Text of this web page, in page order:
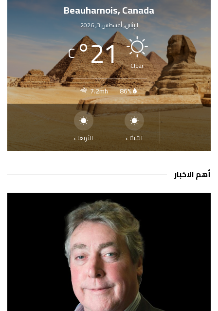
Beauharnois, Canada
الإثنين, أغسطس 3, 2026
Clear
21
°
C
86%
7.2mh
الثلاثاء الأربعاء
أهم الاخبار